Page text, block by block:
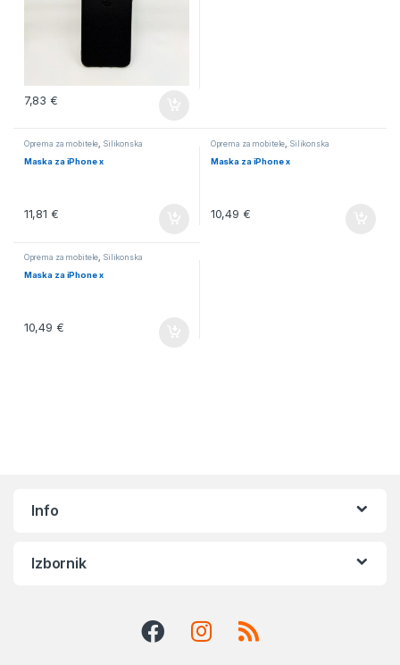
7,83 €
Oprema za mobitele, Silikonska
Maska za iPhone x
11,81 €
Oprema za mobitele, Silikonska
Maska za iPhone x
10,49 €
Oprema za mobitele, Silikonska
Maska za iPhone x
10,49 €
Info
Izbornik